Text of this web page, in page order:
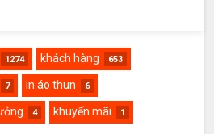
1274 khách hàng 653
7 in áo thun 6
4 khuyến mãi 1